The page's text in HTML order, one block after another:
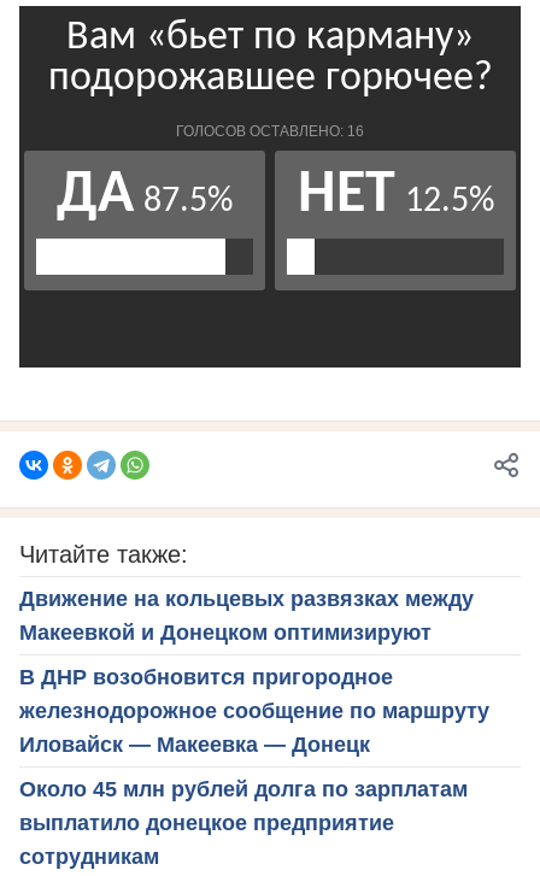
Читайте также:
Движение на кольцевых развязках между
Макеевкой и Донецком оптимизируют
В ДНР возобновится пригородное
железнодорожное сообщение по маршруту
Иловайск — Макеевка — Донецк
Около 45 млн рублей долга по зарплатам
выплатило донецкое предприятие
сотрудникам